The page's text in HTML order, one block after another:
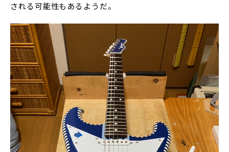
される可能性もあるようだ。